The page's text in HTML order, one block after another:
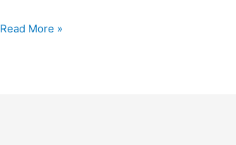
Road
Read More »